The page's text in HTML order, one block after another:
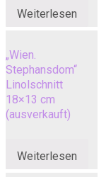
Weiterlesen
„Wien.
Stephansdom“
Linolschnitt
18×13 cm
(ausverkauft)
Weiterlesen